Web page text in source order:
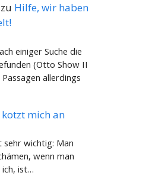
zu Hilfe, wir haben
einiger Suche die
(Otto Show II
allerdings
mich an
sehr wichtig: Man
wenn man
ich, ist…